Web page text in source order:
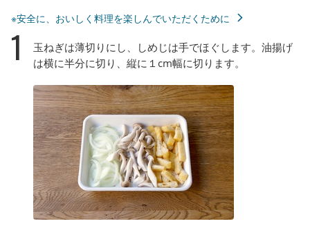
※安全に、おいしく料理を楽しんでいただくために
1
玉ねぎは薄切りにし、しめじは手でほぐします。油揚げ
は横に半分に切り、縦に１cm幅に切ります。